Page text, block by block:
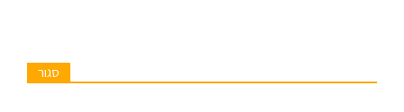
סגור